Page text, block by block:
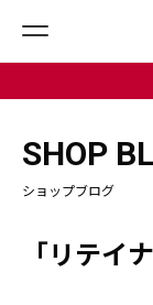
SHOP
ショップブログ
「リテイ